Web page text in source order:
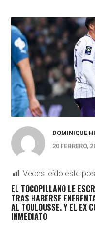
DOMINIQUE
20 FEBRERO,
Veces leído este
EL TOCOPILLANO LE
TRAS HABERSE
AL TOULOUSSE. Y EL EX
INMEDIATO